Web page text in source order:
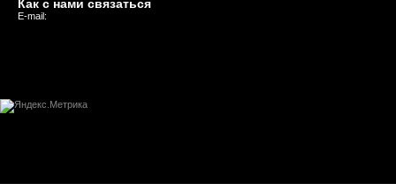
Как с нами связаться
E-mail: